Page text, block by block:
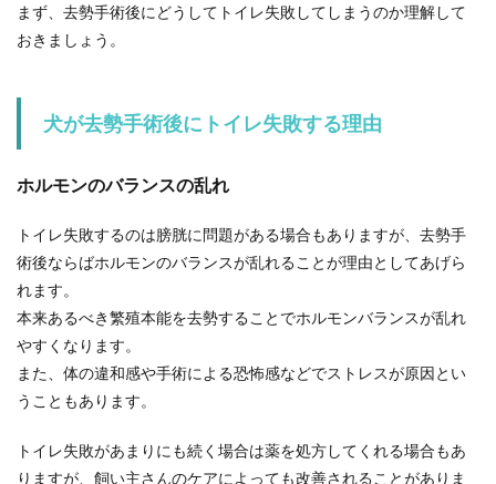
すすめデザインを大特集！
ステンレスに付いた茶渋の落とし方。
お子さんの通園や通学、職場へのマイボトル持参
機会は多いで...
デジカメのようなデータ方式ではなく、フィルム
まず、去勢手術後にどうしてトイレ失敗してしまうのか理解して
おきましょう。
犬が去勢手術後にトイレ失敗する理由
ホルモンのバランスの乱れ
トイレ失敗するのは膀胱に問題がある場合もありますが、去勢手
術後ならばホルモンのバランスが乱れることが理由としてあげら
れます。
本来あるべき繁殖本能を去勢することでホルモンバランスが乱れ
やすくなります。
また、体の違和感や手術による恐怖感などでストレスが原因とい
うこともあります。
トイレ失敗があまりにも続く場合は薬を処方してくれる場合もあ
りますが、飼い主さんのケアによっても改善されることがありま